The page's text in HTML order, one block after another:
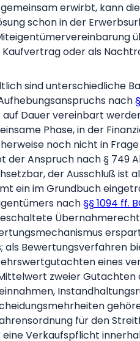
erwirbt, kann
schon in der
oder als
sind unterschiedliche
nach
Dauer vereinbart
Phase, in der
noch nicht in
der Anspruch nach § 749
der Ausschluß ist
ein im Grundbuch
nach§§ 1094 ff.
als Bewertungsverfahren
eines
zweier Gutachten
für den
Verkaufspflicht